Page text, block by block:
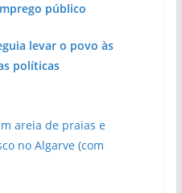
público
levar o povo às
políticas
areia de praias e
no Algarve (com